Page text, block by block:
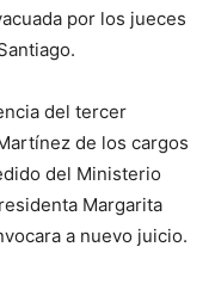
por los jueces
del tercer
de los cargos
del Ministerio
Margarita
a nuevo juicio.